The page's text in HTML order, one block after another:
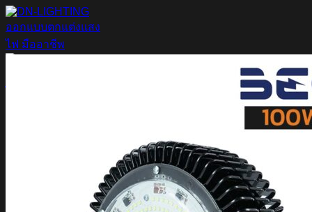
ข้าม
ไป
ยัง
Magnetic Light